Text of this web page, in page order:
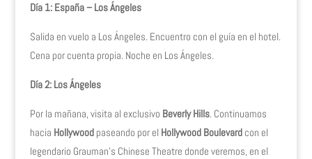
Día 1: España – Los Ángeles
Salida en vuelo a Los Ángeles. Encuentro con el guía en el hotel.
Cena por cuenta propia. Noche en Los Ángeles.
Día 2: Los Ángeles
Por la mañana, visita al exclusivo Beverly Hills. Continuamos
hacia Hollywoodpaseando por el Hollywood Boulevardcon el
legendario Grauman’s Chinese Theatre donde veremos, en el